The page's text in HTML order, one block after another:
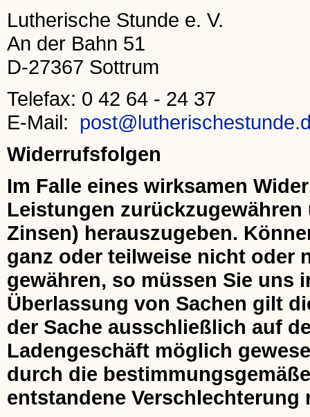
Lutherische Stunde e. V.
An der Bahn 51
D-27367 Sottrum
Telefax: 0 42 64 - 24 37
E-Mail:
Widerrufsfolgen
Im Falle eines wirksamen
Leistungen
Zinsen) herauszugeben.
ganz oder teilweise nicht oder
gewähren, so müssen Sie uns
Überlassung von Sachen gilt
der Sache ausschließlich auf
Ladengeschäft möglich
durch die
entstandene Verschlechterung